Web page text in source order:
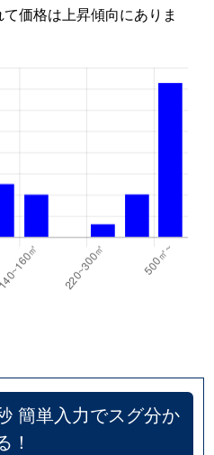
価格は上昇傾向にありま
簡単入力でスグ分か
！